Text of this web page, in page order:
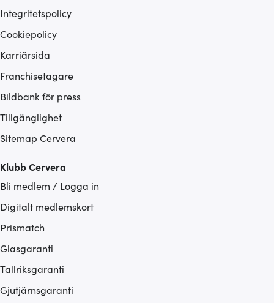
Integritetspolicy
Cookiepolicy
Karriärsida
Franchisetagare
Bildbank för press
Tillgänglighet
Sitemap Cervera
Klubb Cervera
Bli medlem / Logga in
Digitalt medlemskort
Prismatch
Glasgaranti
Tallriksgaranti
Gjutjärnsgaranti